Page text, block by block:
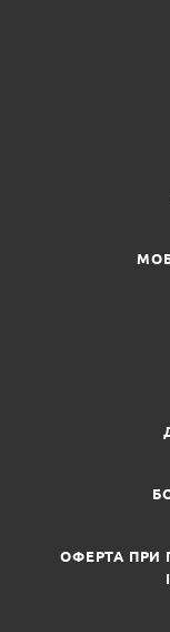
ОФЕРТА ПРИ